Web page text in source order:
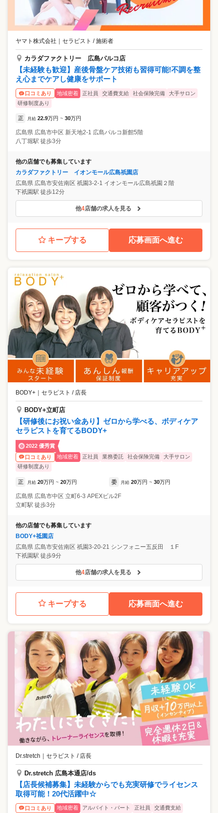
ヤマト株式会社 セラピスト / 施術者
カラダファクトリー 広島パルコ店
【未経験も歓迎】産後骨盤ケア技術も習得可能!不調を整
え心までケアし健康をサポート
口コミあり 地域密着 正社員 交通費支給 社会保険完備
大手サロン
研修制度あり
正 月給 22.9万円 ~ 30万円
広島県 広島市中区 新天地2-1 広島パルコ新館5階
八丁堀駅 徒歩3分
他の店舗でも募集しています
カラダファクトリー イオンモール広島祇園店
広島県 広島市安佐南区 祇園3-2-1 イオンモール広島祇園２階
下祇園駅 徒歩12分
他4店舗の求人を見る
キープする 応募画面へ進む
BODY+ ｜ セラピスト / 店長
BODY+立町店
【研修後にお祝い金あり】ゼロから学べる、ボディケア
セラピストを育てるBODY+
2022 優秀賞
口コミあり
地域密着 正社員 業務委託 社会保険完備
大手サロン
研修制度あり
正 月給 20万円 ~ 20万円 委 月給 20万円 ~ 30万円
広島県 広島市中区 立町6-3 APEXビル2F
立町駅 徒歩3分
他の店舗でも募集しています
BODY+祗園店
広島県 広島市安佐南区 祇園3-20-21 シンフォニー五反田 １F
下祇園駅 徒歩9分
他4店舗の求人を見る
キープする 応募画面へ進む
Dr.stretch セラピスト / 店長
Dr.stretch 広島本通店/ds
【店長候補募集】未経験からでも充実研修でライセンス
取得可能！20代活躍中☆
口コミあり 地域密着 アルバイト・パート 正社員 交通費支給